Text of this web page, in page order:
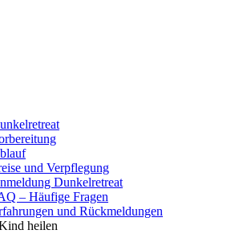
und Verpflegung
Dunkelretreat
– Häufige Fragen
und Rückmeldungen
heilen